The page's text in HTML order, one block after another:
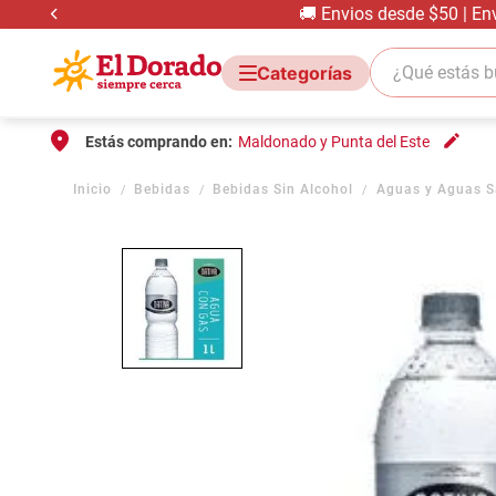
🚚 Envios desde $50 |
¿Qué estás
Estás comprando en: Maldonado y Punta del Este
Bebidas Bebidas Sin Alcohol Aguas y Aguas